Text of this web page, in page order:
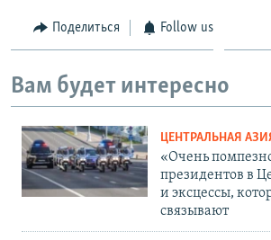
Поделиться Follow us
Вам будет интересно
ЦЕНТРАЛЬНАЯ
«Очень
президентов в
и эксцессы,
связывают